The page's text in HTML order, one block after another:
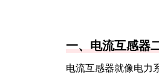
一、电流互感器
电流互感器就像电力